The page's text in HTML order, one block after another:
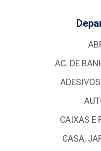
AC. DE
CAIXAS E
CASA,